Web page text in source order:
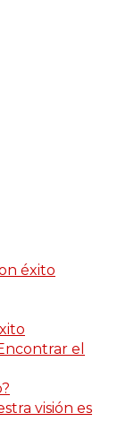
éxito
el
visión es